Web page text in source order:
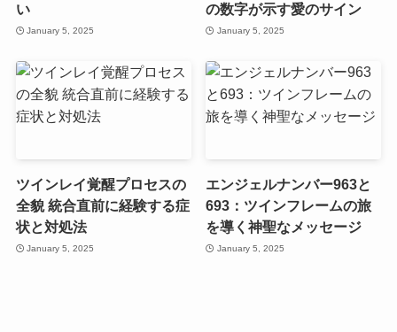
い
January 5, 2025
の数字が示す愛のサイン
January 5, 2025
ツインレイ覚醒プロセスの
全貌 統合直前に経験する症
状と対処法
January 5, 2025
エンジェルナンバー963と
693：ツインフレームの旅
を導く神聖なメッセージ
January 5, 2025